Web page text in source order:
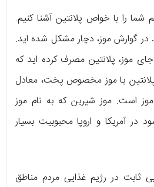
شما را با خواص پلانتین آشنا کنیم.
گوارش موز، دچار مشکل شده اید.
موز، پلانتین مصرف کرده اید که
یا موز مخصوص پخت، معادل
است. موز شیرین که به نام موز
آمریکا و اروپا محبوبیت بسیار
ثابت در رژیم غذایی مردم مناطق